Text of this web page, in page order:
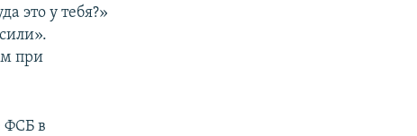
это у тебя?»
при
ФСБ в